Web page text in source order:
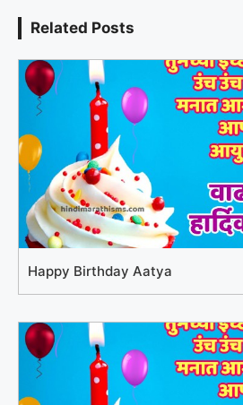
Related Posts
Happy Birthday Aatya